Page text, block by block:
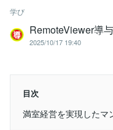
学び
RemoteViewer導
2025/10/17 19:40
目次
満室経営を実現したマ